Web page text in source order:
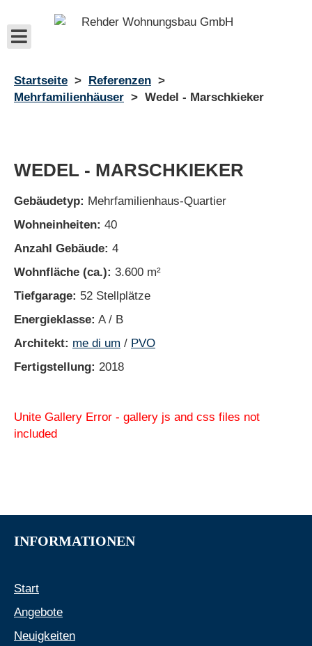
Startseite > Referenzen >
Mehrfamilienhäuser > Wedel - Marschkieker
WEDEL - MARSCHKIEKER
Gebäudetyp: Mehrfamilienhaus-Quartier
Wohneinheiten: 40
Anzahl Gebäude: 4
Wohnfläche (ca.): 3.600 m²
Tiefgarage: 52 Stellplätze
Energieklasse: A / B
Architekt: me di um / PVO
Fertigstellung: 2018
Unite Gallery Error - gallery js and css files not
included
INFORMATIONEN
Start
Angebote
Neuigkeiten